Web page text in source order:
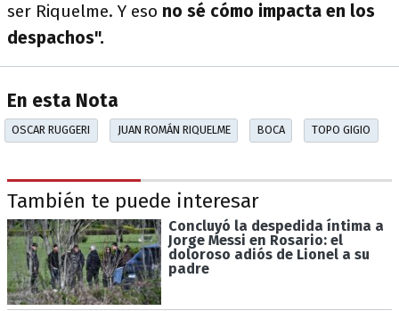
ser Riquelme. Y eso no sé cómo impacta en los
despachos".
En esta Nota
OSCAR RUGGERI JUAN ROMÁN RIQUELME BOCA TOPO GIGIO
También te puede interesar
Concluyó la despedida íntima a
Jorge Messi en Rosario: el
doloroso adiós de Lionel a su
padre